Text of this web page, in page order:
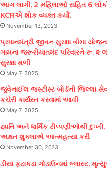
આગ લાગી, 2 મહિલાઓ સહિત 6
KCRએ શોક વ્યક્ત કર્યો.
November 13, 2023
પ્રધાનમંત્રી જીવન સુરક્ષા વીમા યોજના
ગામના જરૂરીયાતમંદ પરિવારને રૂ. ૨
સુરક્ષા મળી
May 7, 2025
જુવેનાઈલ જસ્ટીસ્ટ બોર્ડની જિલ્લા
કચેરી કાર્યરત કરવામાં આવી
May 7, 2025
જ્ઞાતિ અને ધાર્મિક ટીપ્પણીઓથી દુઃખી,
અક્ષત શુક્લાએ આત્મહત્યા કરી
November 30, 2023
ડીસા ફટાકડા ગોડાઉનમાં બ્લાસ્ટ,